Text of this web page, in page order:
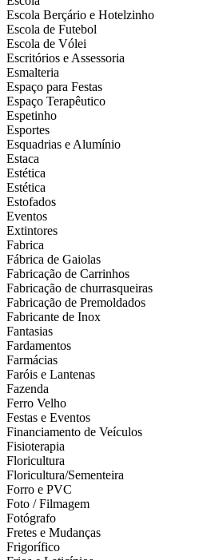
Escola Berçário e Hotelzinho
Escola de Futebol
Escola de Vólei
Escritórios e Assessoria
Esmalteria
Espaço para Festas
Espaço Terapêutico
Espetinho
Esportes
Esquadrias e Alumínio
Estaca
Estética
Estética
Estofados
Eventos
Extintores
Fabrica
Fábrica de Gaiolas
Fabricação de Carrinhos
Fabricação de churrasqueiras
Fabricação de Premoldados
Fabricante de Inox
Fantasias
Fardamentos
Farmácias
Faróis e Lantenas
Fazenda
Ferro Velho
Festas e Eventos
Financiamento de Veículos
Fisioterapia
Floricultura
Floricultura/Sementeira
Forro e PVC
Foto / Filmagem
Fotógrafo
Fretes e Mudanças
Frigorífico